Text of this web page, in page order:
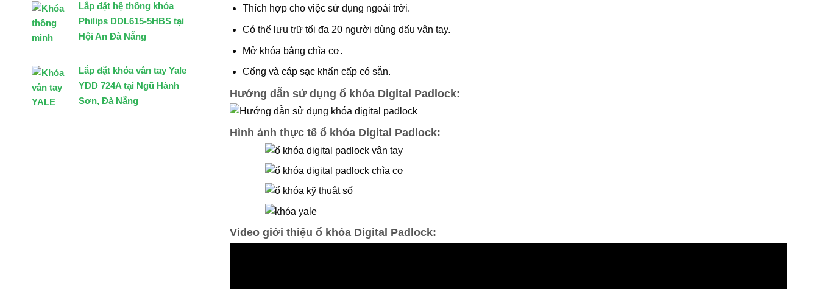
Lắp đặt hệ thống khóa
Philips DDL615-5HBS tại
Hội An Đà Nẵng
Lắp đặt khóa vân tay Yale
YDD 724A tại Ngũ Hành
Sơn, Đà Nẵng
Thích hợp cho việc sử dụng ngoài trời.
Có thể lưu trữ tối đa 20 người dùng dấu vân tay.
Mở khóa bằng chìa cơ.
Cổng và cáp sạc khẩn cấp có sẵn.
Hướng dẫn sử dụng ổ khóa Digital Padlock:
Hình ảnh thực tế ổ khóa Digital Padlock:
Video giới thiệu ổ khóa Digital Padlock: